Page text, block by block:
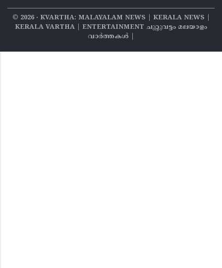
© 2026‧ KVARTHA: MALAYALAM NEWS | KERALA NEWS |
KERALA VARTHA | ENTERTAINMENT ചുറ്റുവട്ടം മലയാളം
വാര്‍ത്തകൾ |